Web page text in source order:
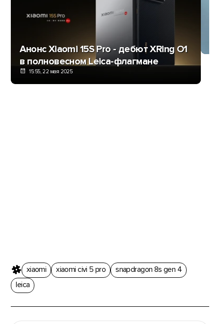
Анонс Xiaomi 15S Pro - дебют XRing O1
в полновесном Leica-флагмане
15:55, 22 мая 2025
xiaomi xiaomi civi 5 pro
snapdragon 8s gen 4
leica